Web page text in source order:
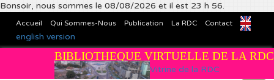
Bonsoir, nous sommes le 08/08/2026 et il est 23 h 56.
Accueil Qui Sommes-Nous Publication La RDC Contact
english version
Vitrine de la RDC
BIBLIOTHEQUE VIRTUELLE DE LA RDC